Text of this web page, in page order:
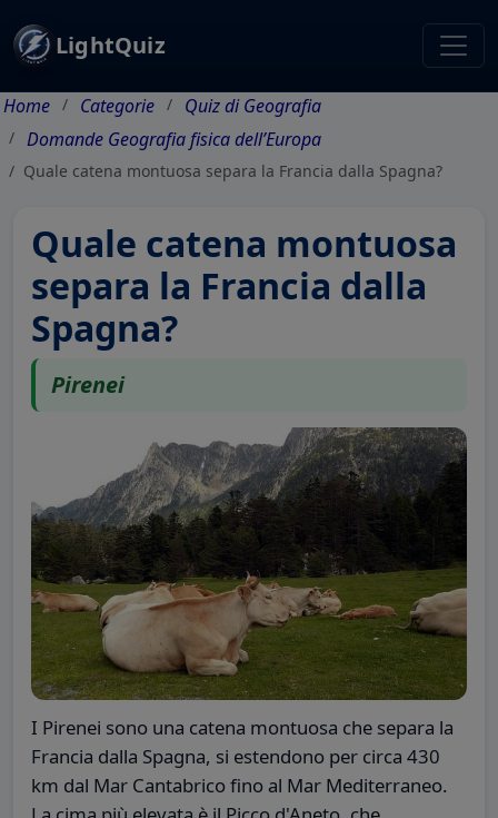
LightQuiz
Home Categorie
Quiz di Geografia
Domande Geografia fisica dell’Europa
Quale catena montuosa separa la Francia dalla Spagna?
Quale catena montuosa
separa la Francia dalla
Spagna?
Pirenei
I Pirenei sono una catena montuosa che separa la
Francia dalla Spagna, si estendono per circa 430
km dal Mar Cantabrico fino al Mar Mediterraneo.